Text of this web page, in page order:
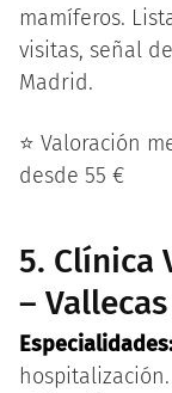
mamíferos.
visitas, señal
Madrid.
⭐ Valoración
desde 55 €
5. Clínica
–
Especialidades:
hospitalización.